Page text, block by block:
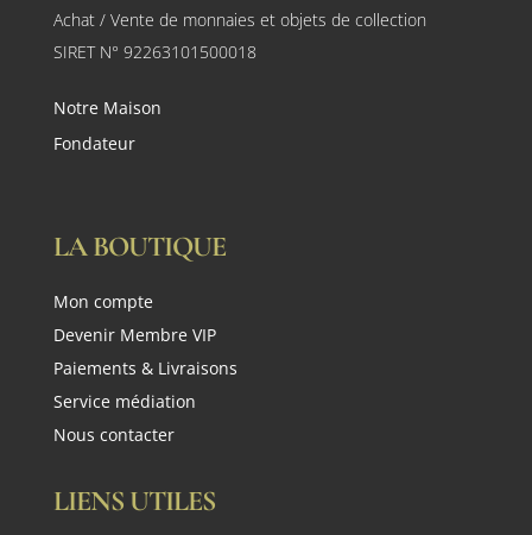
Achat / Vente de monnaies et objets de collection
SIRET N° 92263101500018
Notre Maison
Fondateur
LA BOUTIQUE
Mon compte
Devenir Membre VIP
Paiements & Livraisons
Service médiation
Nous contacter
LIENS UTILES